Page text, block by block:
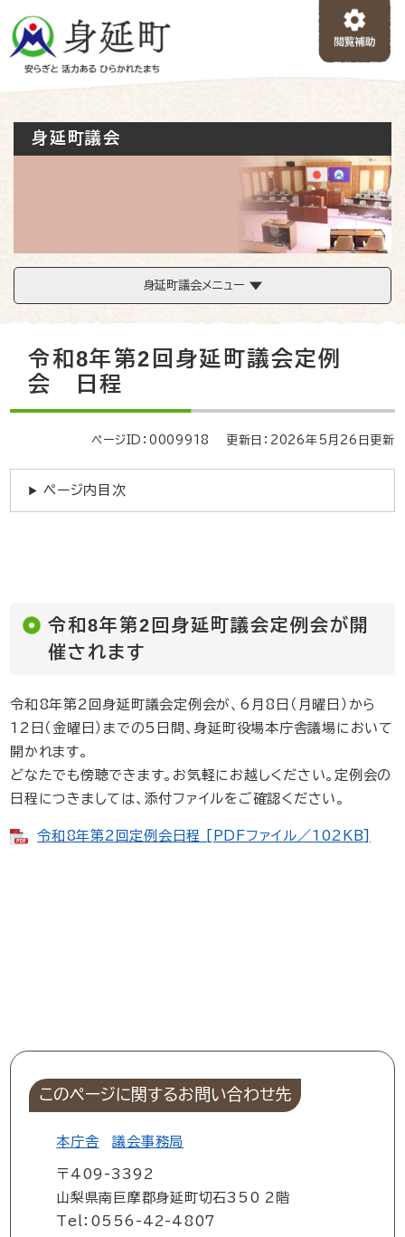
ー
先
身延町議会
身延町議会メニュー
令和8年第2回身延町議会定例
会 日程
ページID：0009918 更新日：2026年5月26日更新
ページ内目次
​令和8年第2回身延町議会定例会が開
催されます
令和8年第2回身延町議会定例会が、6月8日（月曜日）から
12日（金曜日）までの5日間、身延町役場本庁舎議場において
開かれます。
どなたでも傍聴できます。お気軽にお越しください。定例会の
日程につきましては、添付ファイルをご確認ください。
令和8年第2回定例会日程 [PDFファイル／102KB]
このページに関するお問い合わせ先
本庁舎 議会事務局
〒409-3392
山梨県南巨摩郡身延町切石350 2階
Tel：0556-42-4807